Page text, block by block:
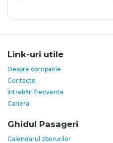
Link-uri utile
Despre companie
Contacte
Întrebări frecvente
Carieră
Ghidul Pasageri
Calendarul zborurilor